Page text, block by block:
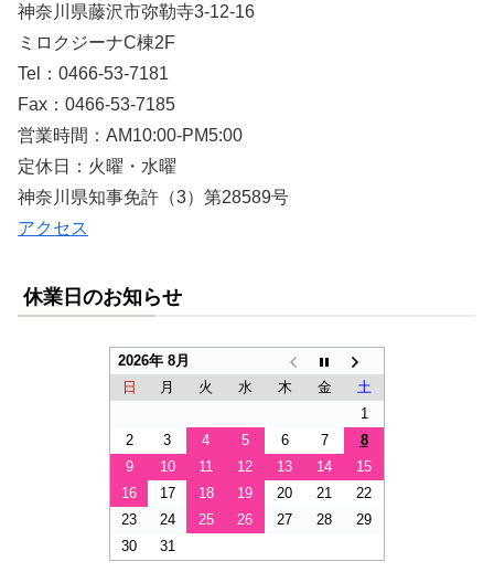
神奈川県藤沢市弥勒寺3-12-16
ミロクジーナC棟2F
Tel：0466-53-7181
Fax：0466-53-7185
営業時間：AM10:00-PM5:00
定休日：火曜・水曜
神奈川県知事免許（3）第28589号
アクセス
休業日のお知らせ
2026年 8月
日
月 火 水 木 金
土
1
2
3 4 5 6 7
8
9
10 11 12 13 14
15
16
17 18 19 20 21
22
23
24 25 26 27 28
29
30
31